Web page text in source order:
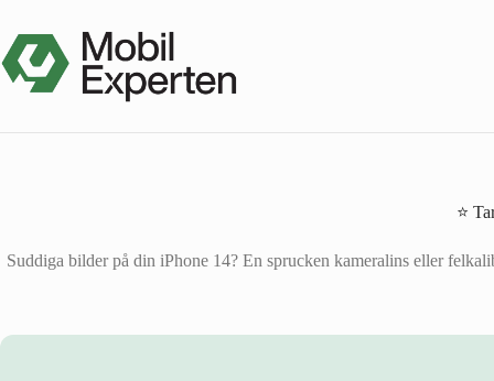
innehåll
⭐
Suddiga bilder på din iPhone 14? En sprucken kameralins eller